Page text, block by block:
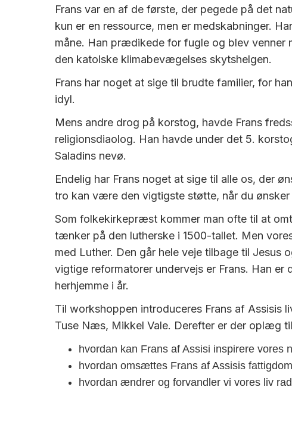
Frans var en af de første, der pegede på det
kun er en ressource, men er medskabninger.
måne. Han prædikede for fugle og blev venner
den katolske klimabevægelses skytshelgen.
Frans har noget at sige til brudte familier, for
idyl.
Mens andre drog på korstog, havde Frans
religionsdiaolog. Han havde under det 5.
Saladins nevø.
Endelig har Frans noget at sige til alle os, der
tro kan være den vigtigste støtte, når du ønsker
Som folkekirkepræst kommer man ofte til at
tænker på den lutherske i 1500-tallet. Men
med Luther. Den går hele veje tilbage til Jesus
vigtige reformatorer undervejs er Frans. Han
herhjemme i år.
Til workshoppen introduceres Frans af Assisis
Tuse Næs, Mikkel Vale. Derefter er der oplæg
hvordan kan Frans af Assisi inspirere vores
hvordan omsættes Frans af Assisis
hvordan ændrer og forvandler vi vores liv